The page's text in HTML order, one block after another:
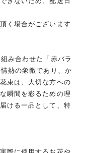
く場合がございます
み合わせた「赤バラ
熱の象徴であり、か
束は、大切な方への
瞬間を彩るための理
ける一品として、特